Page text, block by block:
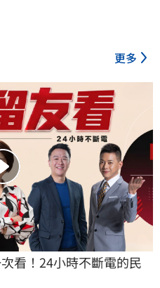
更多
看！24小時不斷電的民